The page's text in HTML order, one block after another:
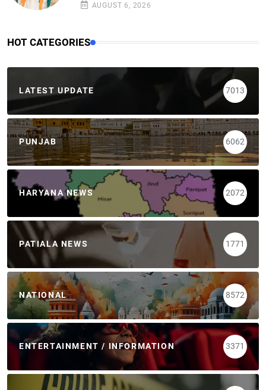
AUGUST 6, 2026
HOT CATEGORIES
LATEST UPDATE 7013
PUNJAB 6062
HARYANA NEWS 2072
PATIALA NEWS 1771
NATIONAL 8572
ENTERTAINMENT / INFORMATION 3371